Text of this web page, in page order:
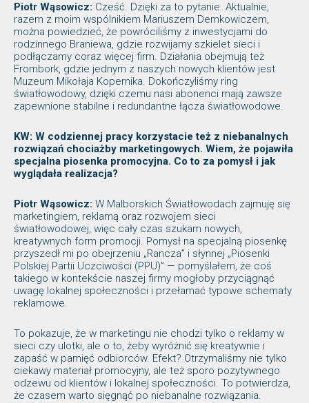
Piotr Wąsowicz: Cześć. Dzięki za to pytanie. Aktualnie,
razem z moim wspólnikiem Mariuszem Demkowiczem,
można powiedzieć, że powróciliśmy z inwestycjami do
rodzinnego Braniewa, gdzie rozwijamy szkielet sieci i
podłączamy coraz więcej firm. Działania obejmują też
Frombork, gdzie jednym z naszych nowych klientów jest
Muzeum Mikołaja Kopernika. Dokończyliśmy ring
światłowodowy, dzięki czemu nasi abonenci mają zawsze
zapewnione stabilne i redundantne łącza światłowodowe.
KW: W codziennej pracy korzystacie też z niebanalnych
rozwiązań chociażby marketingowych. Wiem, że pojawiła
specjalna piosenka promocyjna. Co to za pomysł i jak
wyglądała realizacja?
Piotr Wąsowicz: W Malborskich Światłowodach zajmuję się
marketingiem, reklamą oraz rozwojem sieci
światłowodowej, więc cały czas szukam nowych,
kreatywnych form promocji. Pomysł na specjalną piosenkę
przyszedł mi po obejrzeniu „Rancza” i słynnej „Piosenki
Polskiej Partii Uczciwości (PPU)” — pomyślałem, że coś
takiego w kontekście naszej firmy mogłoby przyciągnąć
uwagę lokalnej społeczności i przełamać typowe schematy
reklamowe.
To pokazuje, że w marketingu nie chodzi tylko o reklamy w
sieci czy ulotki, ale o to, żeby wyróżnić się kreatywnie i
zapaść w pamięć odbiorców. Efekt? Otrzymaliśmy nie tylko
ciekawy materiał promocyjny, ale też sporo pozytywnego
odzewu od klientów i lokalnej społeczności. To potwierdza,
że czasem warto sięgnąć po niebanalne rozwiązania.